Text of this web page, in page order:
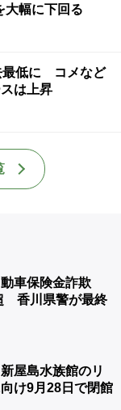
幅に下回る
低に コメなど
は上昇
動車保険金詐欺
香川県警が最終
屋島水族館のリ
け9月28日で閉館